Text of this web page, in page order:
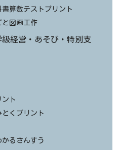
算数テストプリント
図画工作
経営・あそび・特別支
ント
とくプリント
かるさんすう